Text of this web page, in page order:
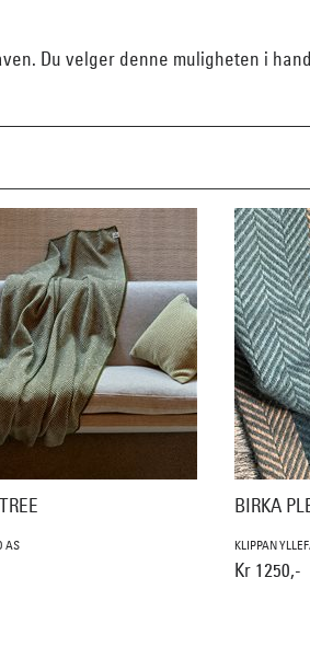
Du velger denne muligheten i
AS
BIRKA
KLIPPAN
Kr 1250,-